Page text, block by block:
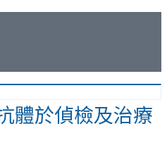
體於偵檢及治療